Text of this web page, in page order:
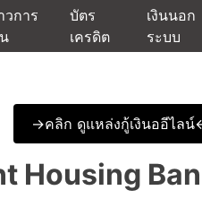
วการ
บัตร
เครดิต
เงินนอก
ระบบ
->คลิก ดูแหล่งกู้เงินออีไลน์
Housing